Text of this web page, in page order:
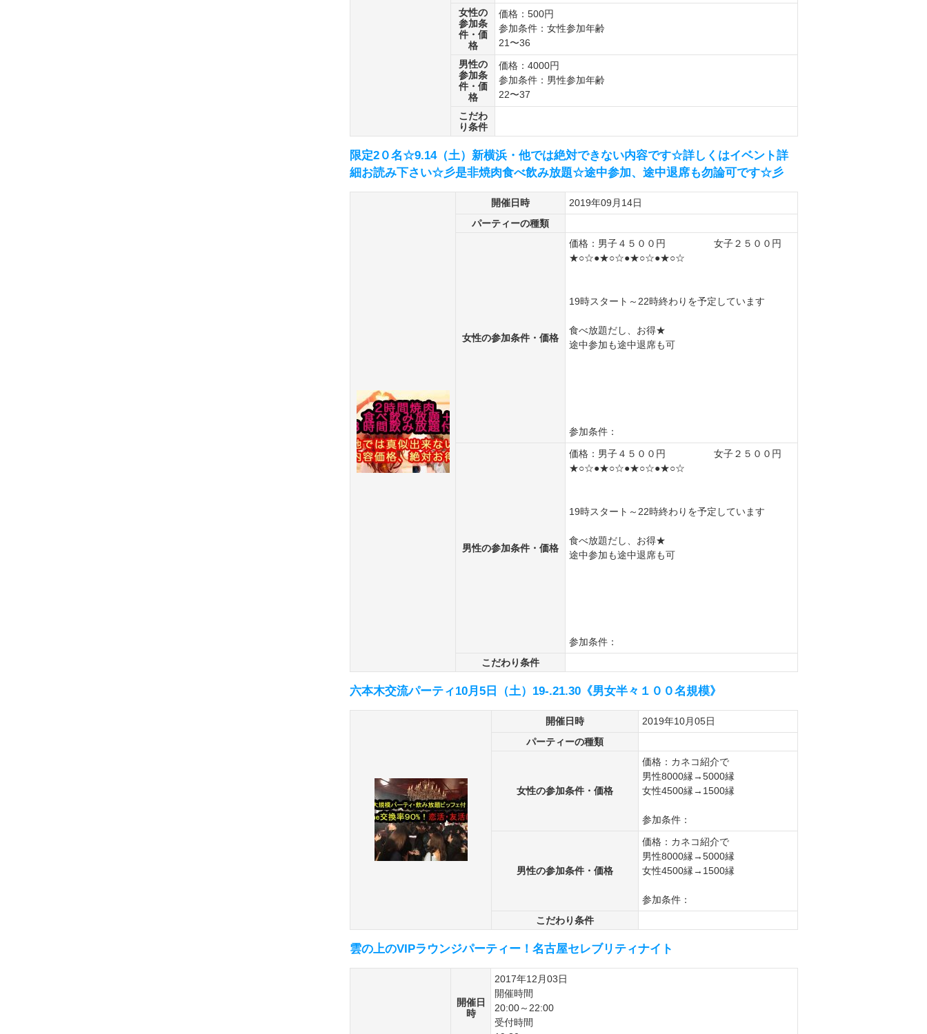
女性の
参加条
件・価
格
価格：500円
参加条件：女性参加年齢
21〜36
男性の
参加条
件・価
格
価格：4000円
参加条件：男性参加年齢
22〜37
こだわ
り条件
限定2０名☆9.14（土）新横浜・他では絶対できない内容です☆詳しくはイベント詳
細お読み下さい☆彡是非焼肉食べ飲み放題☆途中参加、途中退席も勿論可です☆彡
開催日時
2019年09月14日
パーティーの種類
女性の参加条件・価格
価格：男子４５００円 女子２５００円
★○☆●★○☆●★○☆●★○☆
19時スタート～22時終わりを予定しています
食べ放題だし、お得★
途中参加も途中退席も可
参加条件：
男性の参加条件・価格
価格：男子４５００円 女子２５００円
★○☆●★○☆●★○☆●★○☆
19時スタート～22時終わりを予定しています
食べ放題だし、お得★
途中参加も途中退席も可
参加条件：
こだわり条件
六本木交流パーティ10月5日（土）19-.21.30《男女半々１００名規模》
開催日時
2019年10月05日
パーティーの種類
女性の参加条件・価格
価格：カネコ紹介で
男性8000縁→5000縁
女性4500縁→1500縁
参加条件：
男性の参加条件・価格
価格：カネコ紹介で
男性8000縁→5000縁
女性4500縁→1500縁
参加条件：
こだわり条件
雲の上のVIPラウンジパーティー！名古屋セレブリティナイト
開催日
時
2017年12月03日
開催時間
20:00～22:00
受付時間